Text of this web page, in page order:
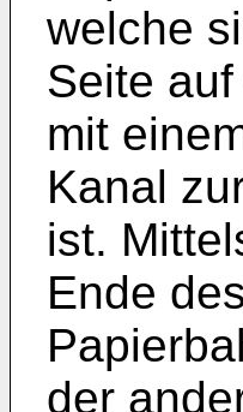
welche
Seite
mit
Kanal
ist.
Ende
der